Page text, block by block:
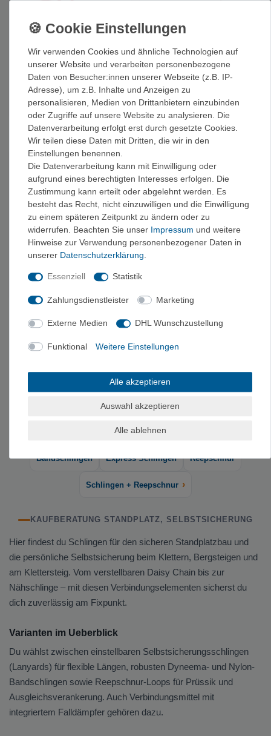
Ocún SBEA Adjust
Twin 40/20-100cm -
Sicherungsschlinge
ab 49,95 €
Ocun Daisychain BIO-
DYN 11 mm -
Daisychain
ab 20,95 €
Adjust -
Standplatzschlinge
TOP-MARKEN FÜR STANDPLATZ, SELBSTSICHERUNG
PASSENDE KATEGORIEN
Bandschlingen Express Schlingen Reepschnur
Schlingen + Reepschnur ›
KAUFBERATUNG STANDPLATZ, SELBSTSICHERUNG
Hier findest du Schlingen für den sicheren Standplatzbau und
die persönliche Selbstsicherung beim Klettern, Bergsteigen und
am Klettersteig. Vom verstellbaren Daisy Chain bis zur
Nähschlinge – mit diesen Verbindungselementen sicherst du
dich zuverlässig am Fixpunkt.
Varianten im Ueberblick
Du wählst zwischen einstellbaren Selbstsicherungsschlingen
(Lanyards) für flexible Längen, robusten Dyneema- und Nylon-
Bandschlingen sowie Reepschnur-Loops für Prüssik und
Ausgleichsverankerung. Auch Verbindungsmittel mit
integriertem Falldämpfer gehören dazu.
Wir verwenden Cookies und ähnliche Technologien auf
unserer Website und verarbeiten personenbezogene
Daten von Besucher:innen unserer Webseite (z.B. IP-
Adresse), um z.B. Inhalte und Anzeigen zu
personalisieren, Medien von Drittanbietern einzubinden
oder Zugriffe auf unsere Website zu analysieren. Die
Datenverarbeitung erfolgt erst durch gesetzte Cookies.
Wir teilen diese Daten mit Dritten, die wir in den
Einstellungen benennen.
Die Datenverarbeitung kann mit Einwilligung oder
aufgrund eines berechtigten Interesses erfolgen. Die
Zustimmung kann erteilt oder abgelehnt werden. Es
besteht das Recht, nicht einzuwilligen und die Einwilligung
zu einem späteren Zeitpunkt zu ändern oder zu
widerrufen. Beachten Sie unser Impressum und weitere
Hinweise zur Verwendung personenbezogener Daten in
unserer Daten­schutz­erklärung.
Essenziell Statistik
Zahlungsdienstleister Marketing
Externe Medien DHL Wunschzustellung
Funktional Weitere Einstellungen
Alle akzeptieren
Auswahl akzeptieren
Alle ablehnen